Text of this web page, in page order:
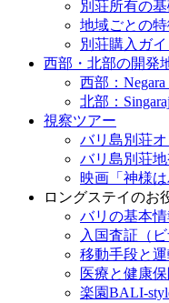
別荘所有の
地域ごとの
別荘購入ガ
西部・北部の開発
西部：Negara
北部：
視察ツアー
バリ島別荘
バリ島別荘
映画「神様
ロングステイのお
バリの基本
入国査証（
移動手段と
医療と健康
楽園BALI-